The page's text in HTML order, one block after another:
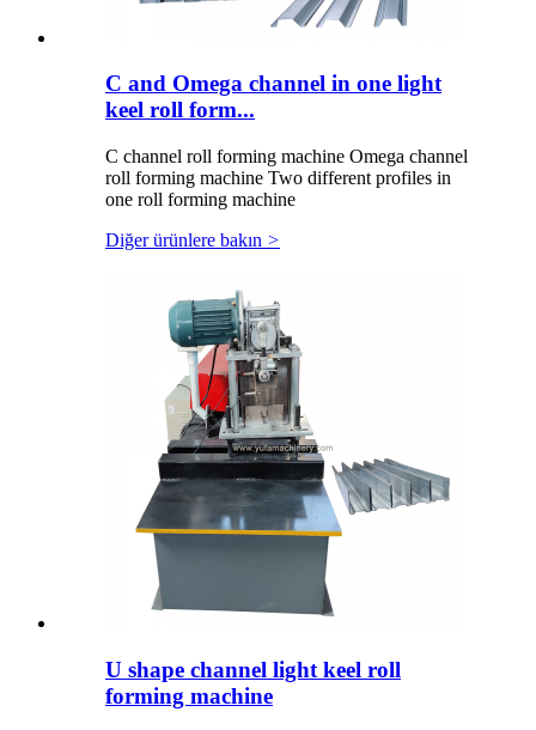
C and Omega channel in one light
keel roll form...
C channel roll forming machine Omega channel
roll forming machine Two different profiles in
one roll forming machine
Diğer ürünlere bakın >
U shape channel light keel roll
forming machine